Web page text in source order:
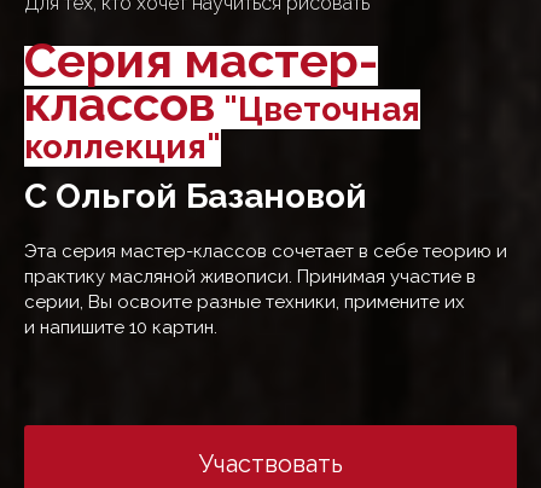
Серия мастер-
классов "Цветочная
коллекция"
С Ольгой Базановой
Эта серия мастер-классов сочетает в себе теорию и
практику масляной живописи. Принимая участие в
серии, Вы освоите разные техники, примените их
и напишите 10 картин.
Участвовать